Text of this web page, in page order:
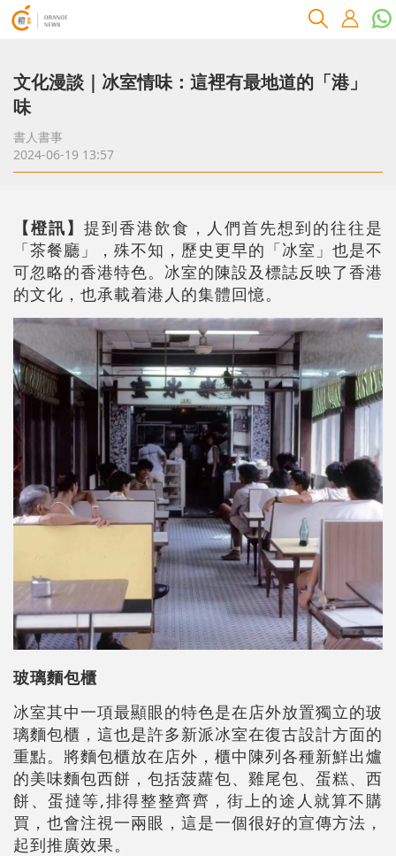
文化漫談｜冰室情味：這裡有最地道的「港」
味
書人書事
2024-06-19 13:57
【橙訊】 提到香港飲食，人們首先想到的往往是
「茶餐廳」，殊不知，歷史更早的「冰室」也是不
可忽略的香港特色。冰室的陳設及標誌反映了香港
的文化，也承載着港人的集體回憶。
玻璃麵包櫃
冰室其中一項最顯眼的特色是在店外放置獨立的玻
璃麵包櫃，這也是許多新派冰室在復古設計方面的
重點。將麵包櫃放在店外，櫃中陳列各種新鮮出爐
的美味麵包西餅，包括菠蘿包、雞尾包、蛋糕、西
餅、蛋撻等,排得整整齊齊，街上的途人就算不購
買，也會注視一兩眼，這是一個很好的宣傳方法，
起到推廣效果。